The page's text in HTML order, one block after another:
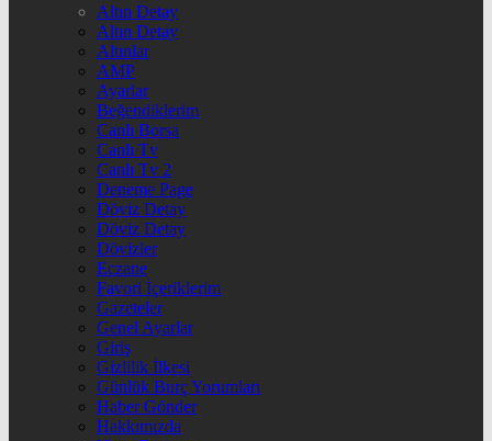
Altın Detay
Altın Detay
Altınlar
AMP
Ayarlar
Beğendiklerim
Canlı Borsa
Canlı Tv
Canlı Tv 2
Deneme Page
Döviz Detay
Döviz Detay
Dövizler
Eczane
Favori İçeriklerim
Gazeteler
Genel Ayarlar
Giriş
Gizlilik İlkesi
Günlük Burç Yorumları
Haber Gönder
Hakkımızda